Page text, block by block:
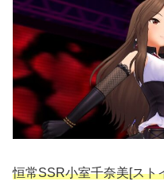
恒常SSR小室千奈美[スト